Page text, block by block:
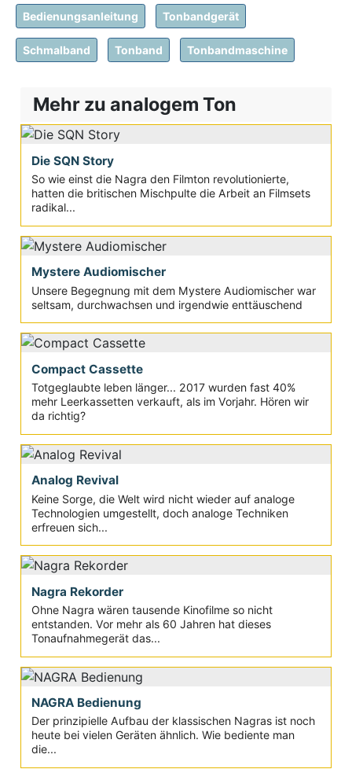
Bedienungsanleitung Tonbandgerät
Schmalband Tonband Tonbandmaschine
Mehr zu analogem Ton
Die SQN Story
So wie einst die Nagra den Filmton revolutionierte,
hatten die britischen Mischpulte die Arbeit an Filmsets
radikal...
Mystere Audiomischer
Unsere Begegnung mit dem Mystere Audiomischer war
seltsam, durchwachsen und irgendwie enttäuschend
Compact Cassette
Totgeglaubte leben länger... 2017 wurden fast 40%
mehr Leerkassetten verkauft, als im Vorjahr. Hören wir
da richtig?
Analog Revival
Keine Sorge, die Welt wird nicht wieder auf analoge
Technologien umgestellt, doch analoge Techniken
erfreuen sich...
Nagra Rekorder
Ohne Nagra wären tausende Kinofilme so nicht
entstanden. Vor mehr als 60 Jahren hat dieses
Tonaufnahmegerät das...
NAGRA Bedienung
Der prinzipielle Aufbau der klassischen Nagras ist noch
heute bei vielen Geräten ähnlich. Wie bediente man
die...